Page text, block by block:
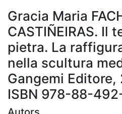
Gracia Maria
CASTIÑEIRAS. Il
pietra. La
nella scultura
Gangemi Editore,
ISBN 978-88-